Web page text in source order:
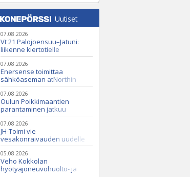
Uutiset
07.08.2026
Vt 21 Palojoensuu–Jatuni:
liikenne kiertotielle
Nunasjoen silloilla
07.08.2026
Enersense toimittaa
sähköaseman atNorthin
datakeskukseen
07.08.2026
Oulun Poikkimaantien
parantaminen jatkuu
07.08.2026
JH-Toimi vie
vesakonraivauden uudelle
tasolle Casen ja Seppi-
murskaimen avulla
05.08.2026
Veho Kokkolan
hyötyajoneuvohuolto- ja